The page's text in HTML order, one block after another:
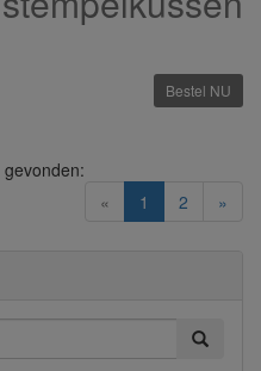
Bestel NU
« 1 (current)
2 »